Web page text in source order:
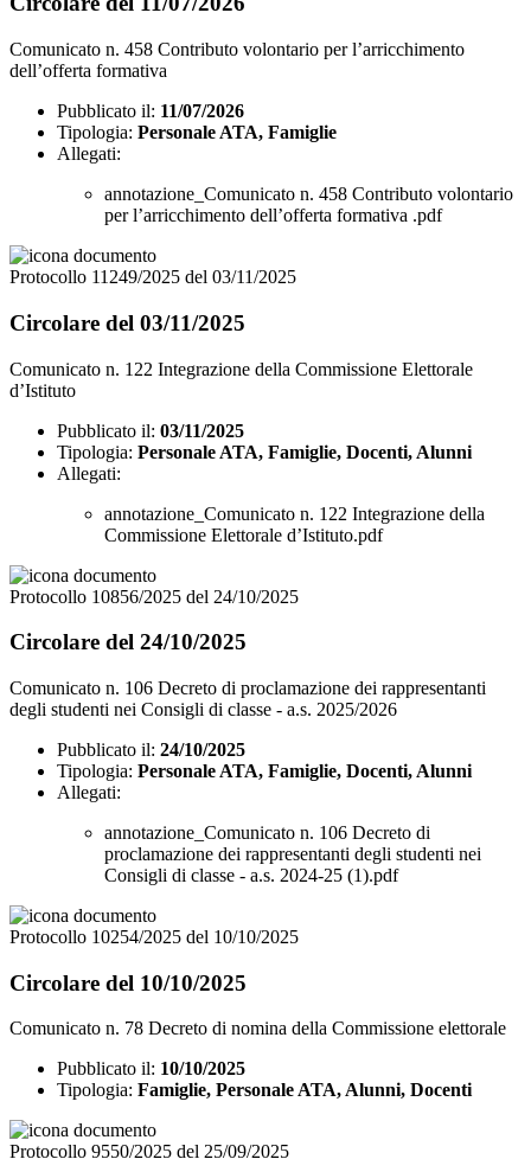
Comunicato n. 458 Contributo volontario per l’arricchimento
dell’offerta formativa
Pubblicato il: 11/07/2026
Tipologia: Personale ATA, Famiglie
Allegati:
annotazione_Comunicato n. 458 Contributo volontario
per l’arricchimento dell’offerta formativa .pdf
Protocollo 11249/2025 del 03/11/2025
Circolare del 03/11/2025
Comunicato n. 122 Integrazione della Commissione Elettorale
d’Istituto
Pubblicato il: 03/11/2025
Tipologia: Personale ATA, Famiglie, Docenti, Alunni
Allegati:
annotazione_Comunicato n. 122 Integrazione della
Commissione Elettorale d’Istituto.pdf
Protocollo 10856/2025 del 24/10/2025
Circolare del 24/10/2025
Comunicato n. 106 Decreto di proclamazione dei rappresentanti
degli studenti nei Consigli di classe - a.s. 2025/2026
Pubblicato il: 24/10/2025
Tipologia: Personale ATA, Famiglie, Docenti, Alunni
Allegati:
annotazione_Comunicato n. 106 Decreto di
proclamazione dei rappresentanti degli studenti nei
Consigli di classe - a.s. 2024-25 (1).pdf
Protocollo 10254/2025 del 10/10/2025
Circolare del 10/10/2025
Comunicato n. 78 Decreto di nomina della Commissione elettorale
Pubblicato il: 10/10/2025
Tipologia: Famiglie, Personale ATA, Alunni, Docenti
Protocollo 9550/2025 del 25/09/2025